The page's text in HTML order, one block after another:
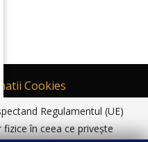
Cookies
DE UTILIZARE
Regulamentul (UE)
în ceea ce privește